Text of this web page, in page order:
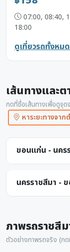
07:00, 08:40,
18:00
ดูเที่ยวรถทั้งหมด
เส้นทางและต
กดที่ชื่อเส้นทางเพื่อดูจุด
หาระยะทางจา
ขอนแก่น - นคร
นครราชสีมา -
ภาพรถราชสี
ตัวอย่างภาพรถจริง (ก